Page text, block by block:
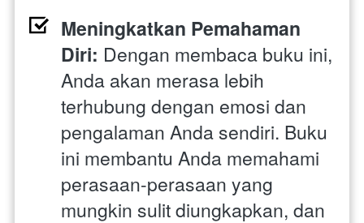
Meningkatkan Pemahaman
Diri: Dengan membaca buku ini,
Anda akan merasa lebih
terhubung dengan emosi dan
pengalaman Anda sendiri. Buku
ini membantu Anda memahami
perasaan-perasaan yang
mungkin sulit diungkapkan, dan